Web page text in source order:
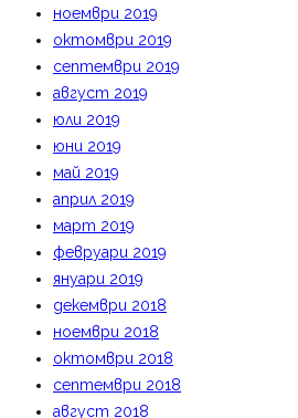
ноември 2019
октомври 2019
септември 2019
август 2019
юли 2019
юни 2019
май 2019
април 2019
март 2019
февруари 2019
януари 2019
декември 2018
ноември 2018
октомври 2018
септември 2018
август 2018